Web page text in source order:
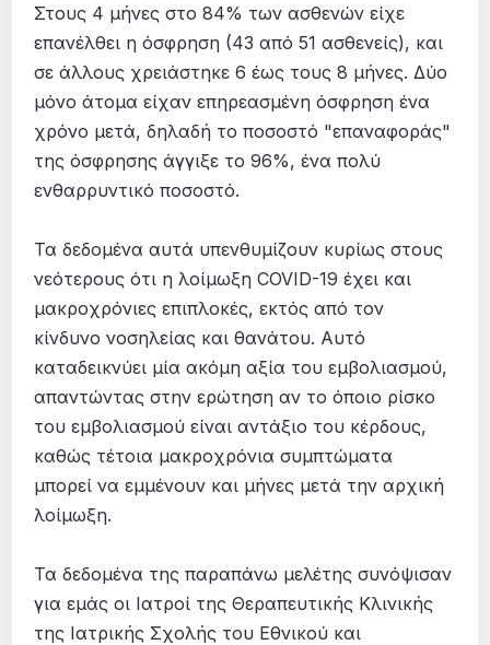
Στους 4 μήνες στο 84% των ασθενών είχε
επανέλθει η όσφρηση (43 από 51 ασθενείς), και
σε άλλους χρειάστηκε 6 έως τους 8 μήνες. Δύο
μόνο άτομα είχαν επηρεασμένη όσφρηση ένα
χρόνο μετά, δηλαδή το ποσοστό "επαναφοράς"
της όσφρησης άγγιξε το 96%, ένα πολύ
ενθαρρυντικό ποσοστό.
Τα δεδομένα αυτά υπενθυμίζουν κυρίως στους
νεότερους ότι η λοίμωξη COVID-19 έχει και
μακροχρόνιες επιπλοκές, εκτός από τον
κίνδυνο νοσηλείας και θανάτου. Αυτό
καταδεικνύει μία ακόμη αξία του εμβολιασμού,
απαντώντας στην ερώτηση αν το όποιο ρίσκο
του εμβολιασμού είναι αντάξιο του κέρδους,
καθώς τέτοια μακροχρόνια συμπτώματα
μπορεί να εμμένουν και μήνες μετά την αρχική
λοίμωξη.
Τα δεδομένα της παραπάνω μελέτης συνόψισαν
για εμάς οι Ιατροί της Θεραπευτικής Κλινικής
της Ιατρικής Σχολής του Εθνικού και